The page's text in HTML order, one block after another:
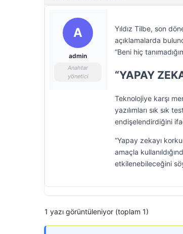
A
admin
Anahtar
yönetici
Yıldız Tilbe, son
açıklamalarda
“Beni hiç
“YAPAY
Teknolojiye karşı
yazılımları sık sık
endişelendirdiğini
“Yapay zekayı
amaçla
etkilenebileceğini
1 yazı görüntüleniyor (toplam 1)